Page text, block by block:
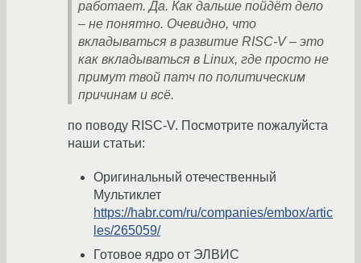
работает. Да. Как дальше пойдёт дело
– не понятно. Очевидно, что
вкладываться в развитие RISC-V – это
как вкладываться в Linux, где просто не
примут твой патч по политическим
причинам и всё.
по поводу RISC-V. Посмотрите пожалуйста
наши статьи:
Оригинальный отечественный
Мультиклет
https://habr.com/ru/companies/embox/artic
les/265059/
Готовое ядро от ЭЛВИС